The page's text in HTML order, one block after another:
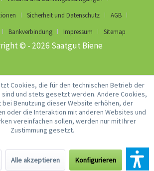
Sicherheit und Datenschutz
AGB
Bankverbindung Impressum Sitemap
© - 2026 Saatgut Biene
Cookies, die für den technischen Betrieb der
und stets gesetzt werden. Andere Cookies,
Benutzung dieser Website erhöhen, der
oder die Interaktion mit anderen Websites und
vereinfachen sollen, werden nur mit Ihrer
Zustimmung gesetzt.
Alle akzeptieren Konfigurieren